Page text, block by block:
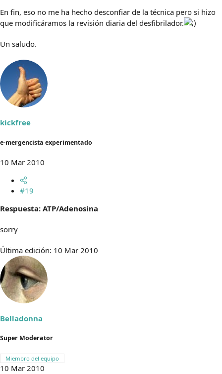
En fin, eso no me ha hecho desconfiar de la técnica pero si hizo
que modificáramos la revisión diaria del desfibrilador.
Un saludo.
kickfree
e-mergencista experimentado
10 Mar 2010
#19
Respuesta: ATP/Adenosina
sorry
Última edición: 10 Mar 2010
Belladonna
Super Moderator
Miembro del equipo
10 Mar 2010